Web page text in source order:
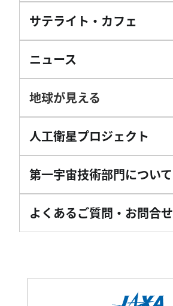
サテライト・カフェ
ニュース
地球が見える
人工衛星プロジェクト
第一宇宙技術部門について
よくあるご質問・お問合せ